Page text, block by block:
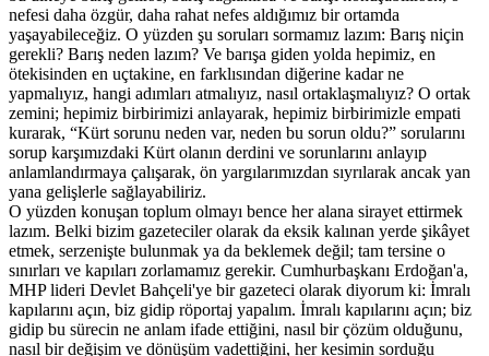
nefesi daha özgür, daha rahat nefes aldığımız bir ortamda
yaşayabileceğiz. O yüzden şu soruları sormamız lazım: Barış niçin
gerekli? Barış neden lazım? Ve barışa giden yolda hepimiz, en
ötekisinden en uçtakine, en farklısından diğerine kadar ne
yapmalıyız, hangi adımları atmalıyız, nasıl ortaklaşmalıyız? O ortak
zemini; hepimiz birbirimizi anlayarak, hepimiz birbirimizle empati
kurarak, “Kürt sorunu neden var, neden bu sorun oldu?” sorularını
sorup karşımızdaki Kürt olanın derdini ve sorunlarını anlayıp
anlamlandırmaya çalışarak, ön yargılarımızdan sıyrılarak ancak yan
yana gelişlerle sağlayabiliriz.
O yüzden konuşan toplum olmayı bence her alana sirayet ettirmek
lazım. Belki bizim gazeteciler olarak da eksik kalınan yerde şikâyet
etmek, serzenişte bulunmak ya da beklemek değil; tam tersine o
sınırları ve kapıları zorlamamız gerekir. Cumhurbaşkanı Erdoğan'a,
MHP lideri Devlet Bahçeli'ye bir gazeteci olarak diyorum ki: İmralı
kapılarını açın, biz gidip röportaj yapalım. İmralı kapılarını açın; biz
gidip bu sürecin ne anlam ifade ettiğini, nasıl bir çözüm olduğunu,
nasıl bir değişim ve dönüşüm vadettiğini, her kesimin sorduğu